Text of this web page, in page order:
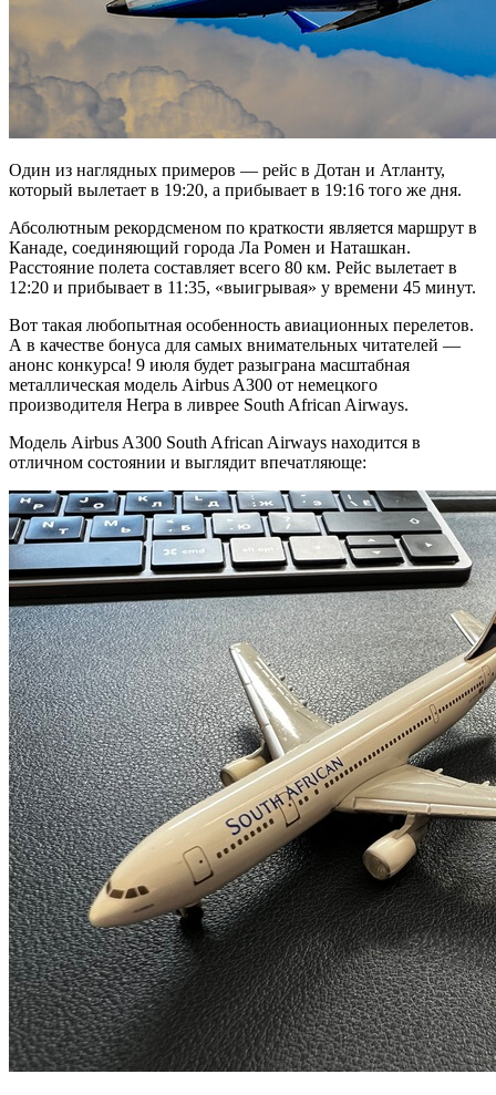
Один из наглядных примеров — рейс в Дотан и Атланту,
который вылетает в 19:20, а прибывает в 19:16 того же дня.
Абсолютным рекордсменом по краткости является маршрут в
Канаде, соединяющий города Ла Ромен и Наташкан.
Расстояние полета составляет всего 80 км. Рейс вылетает в
12:20 и прибывает в 11:35, «выигрывая» у времени 45 минут.
Вот такая любопытная особенность авиационных перелетов.
А в качестве бонуса для самых внимательных читателей —
анонс конкурса! 9 июля будет разыграна масштабная
металлическая модель Airbus A300 от немецкого
производителя Herpa в ливрее South African Airways.
Модель Airbus A300 South African Airways находится в
отличном состоянии и выглядит впечатляюще: